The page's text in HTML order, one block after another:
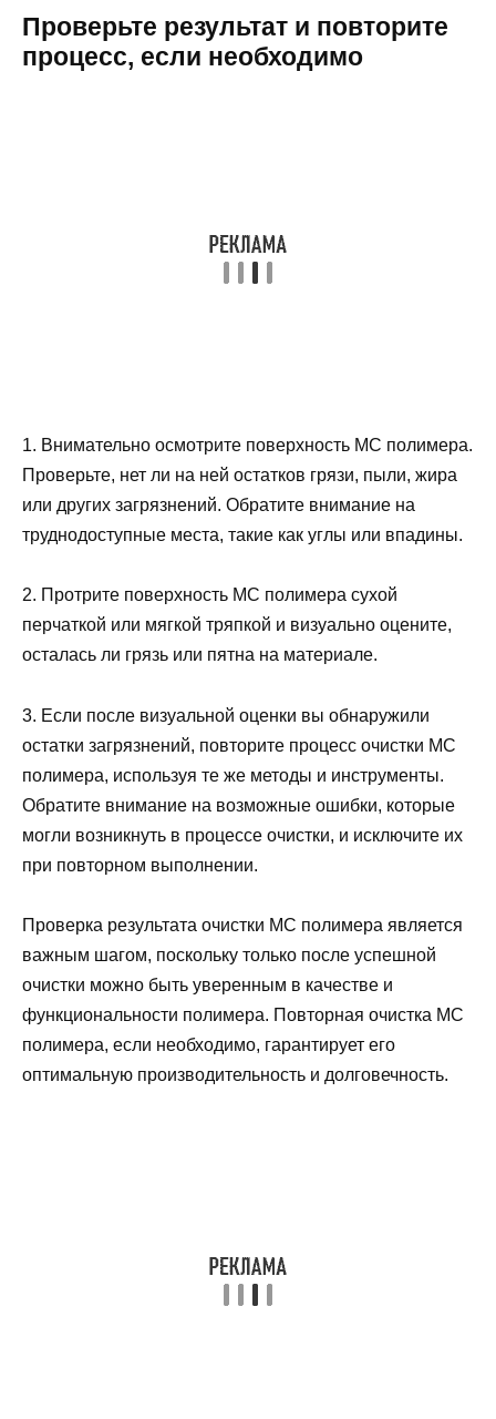
Проверьте результат и повторите
процесс, если необходимо
1. Внимательно осмотрите поверхность МС полимера.
Проверьте, нет ли на ней остатков грязи, пыли, жира
или других загрязнений. Обратите внимание на
труднодоступные места, такие как углы или впадины.
2. Протрите поверхность МС полимера сухой
перчаткой или мягкой тряпкой и визуально оцените,
осталась ли грязь или пятна на материале.
3. Если после визуальной оценки вы обнаружили
остатки загрязнений, повторите процесс очистки МС
полимера, используя те же методы и инструменты.
Обратите внимание на возможные ошибки, которые
могли возникнуть в процессе очистки, и исключите их
при повторном выполнении.
Проверка результата очистки МС полимера является
важным шагом, поскольку только после успешной
очистки можно быть уверенным в качестве и
функциональности полимера. Повторная очистка МС
полимера, если необходимо, гарантирует его
оптимальную производительность и долговечность.